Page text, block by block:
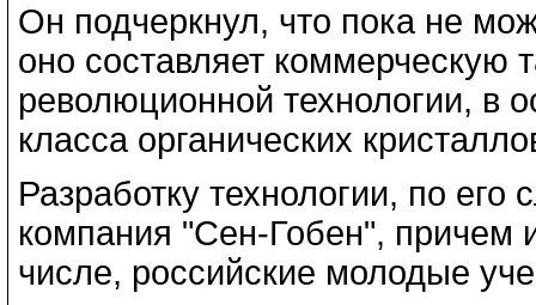
Он подчеркнул, что пока не
оно составляет коммерческую
революционной технологии, в
класса органических
Разработку технологии, по
компания "Сен-Гобен", причем
числе, российские молодые